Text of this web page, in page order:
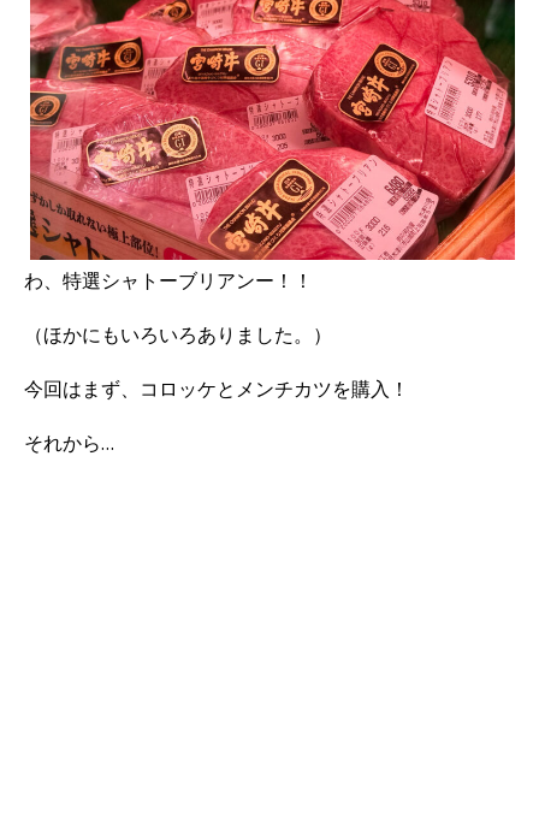
わ、特選シャトーブリアンー！！
（ほかにもいろいろありました。）
今回はまず、コロッケとメンチカツを購入！
それから…